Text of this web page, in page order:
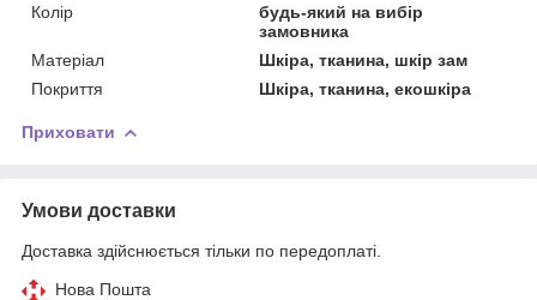
Колір
будь-який на вибір
замовника
Матеріал
Шкіра, тканина, шкір зам
Покриття
Шкіра, тканина, екошкіра
Приховати
Умови доставки
Доставка здійснюється тільки по передоплаті.
Нова Пошта